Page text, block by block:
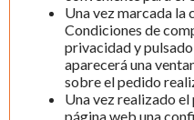
Una vez marcada la
Condiciones de
privacidad y
aparecerá una
sobre el pedido
Una vez realizado
página web una